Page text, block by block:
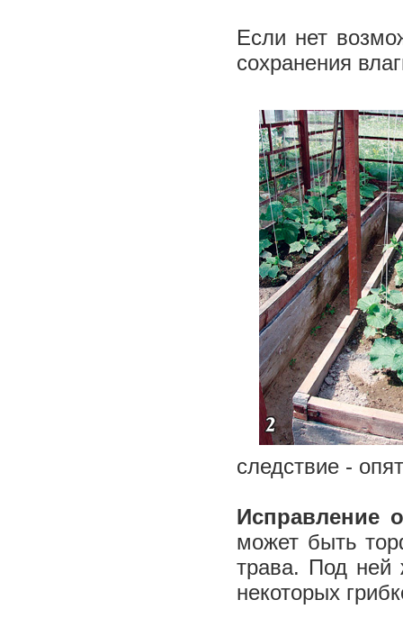
Если нет
сохранения
следствие -
Исправление
может быть
трава. Под ней
некоторых